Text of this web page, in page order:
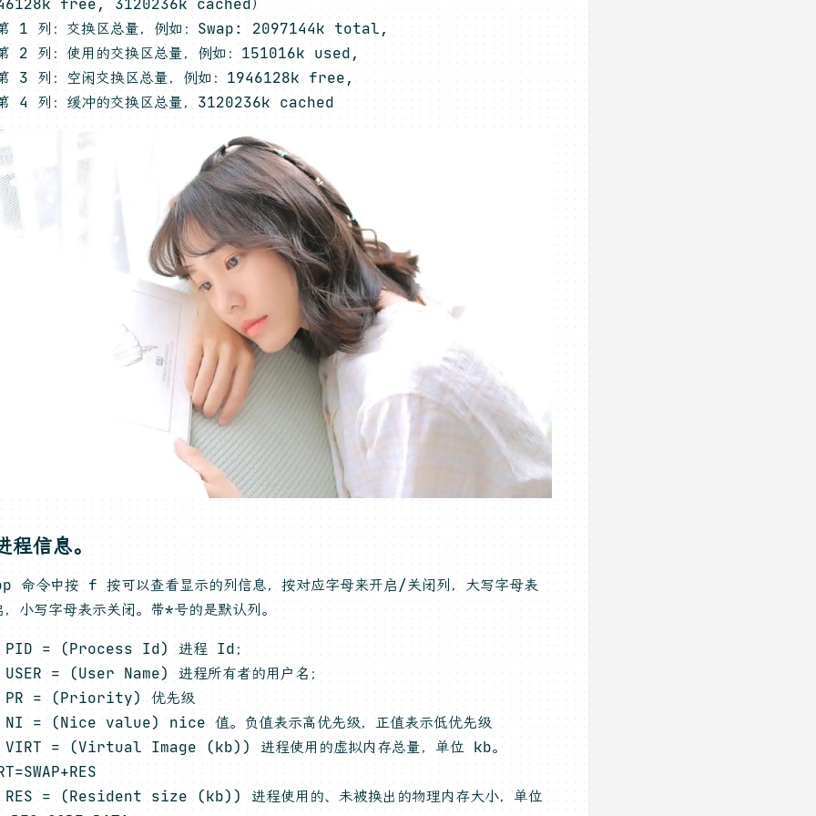
1 列：交换区总量，例如：Swap: 2097144k total,
2 列：使用的交换区总量，例如：151016k used,
3 列：空闲交换区总量，例如：1946128k free,
4 列：缓冲的交换区总量，3120236k cached
程信息。
命令中按 f 按可以查看显示的列信息，按对应字母来开启/关闭列，大写字母表
小写字母表示关闭。带*号的是默认列。
= (Process Id) 进程 Id；
= (User Name) 进程所有者的用户名；
PR = (Priority) 优先级
= (Nice value) nice 值。负值表示高优先级，正值表示低优先级
= (Virtual Image (kb)) 进程使用的虚拟内存总量，单位 kb。
= (Resident size (kb)) 进程使用的、未被换出的物理内存大小，单位